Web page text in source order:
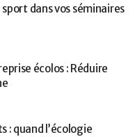
dans vos séminaires
écolos : Réduire
: quand l’écologie